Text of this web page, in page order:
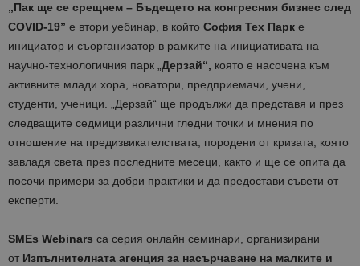
„Пак ще се срещнем – Бъдещето на конгресния бизнес след
COVID-19” е втори уебинар, в който София Тех Парк е
инициатор и съорганизатор в рамките на инициативата на
научно-технологичния парк „Дерзай“, която е насочена към
активните млади хора, новатори, предприемачи, учени,
студенти, ученици. „Дерзай“ ще продължи да представя и през
следващите седмици различни гледни точки и мнения по
отношение на предизвикателствата, породени от кризата, която
завладя света през последните месеци, както и ще се опита да
посочи примери за добри практики и да предостави съвети от
експерти.
SMEs Webinars са серия онлайн семинари, организирани
от Изпълнителната агенция за насърчаване на малките и